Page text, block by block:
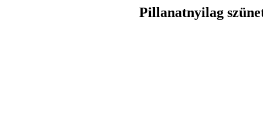
Pillanatnyilag